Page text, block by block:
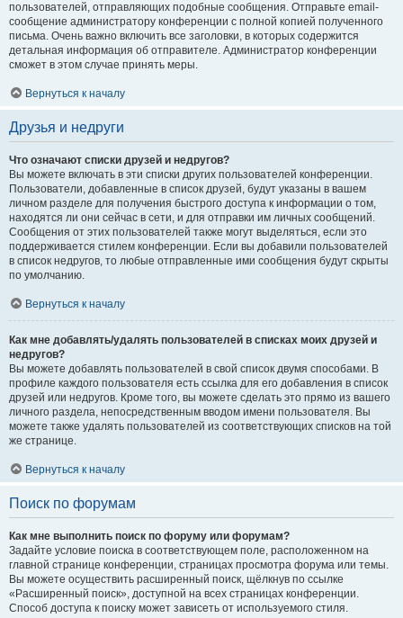
пользователей, отправляющих подобные сообщения. Отправьте email-
сообщение администратору конференции с полной копией полученного
письма. Очень важно включить все заголовки, в которых содержится
детальная информация об отправителе. Администратор конференции
сможет в этом случае принять меры.
Вернуться к началу
Друзья и недруги
Что означают списки друзей и недругов?
Вы можете включать в эти списки других пользователей конференции.
Пользователи, добавленные в список друзей, будут указаны в вашем
личном разделе для получения быстрого доступа к информации о том,
находятся ли они сейчас в сети, и для отправки им личных сообщений.
Сообщения от этих пользователей также могут выделяться, если это
поддерживается стилем конференции. Если вы добавили пользователей
в список недругов, то любые отправленные ими сообщения будут скрыты
по умолчанию.
Вернуться к началу
Как мне добавлять/удалять пользователей в списках моих друзей и
недругов?
Вы можете добавлять пользователей в свой список двумя способами. В
профиле каждого пользователя есть ссылка для его добавления в список
друзей или недругов. Кроме того, вы можете сделать это прямо из вашего
личного раздела, непосредственным вводом имени пользователя. Вы
можете также удалять пользователей из соответствующих списков на той
же странице.
Вернуться к началу
Поиск по форумам
Как мне выполнить поиск по форуму или форумам?
Задайте условие поиска в соответствующем поле, расположенном на
главной странице конференции, страницах просмотра форума или темы.
Вы можете осуществить расширенный поиск, щёлкнув по ссылке
«Расширенный поиск», доступной на всех страницах конференции.
Способ доступа к поиску может зависеть от используемого стиля.